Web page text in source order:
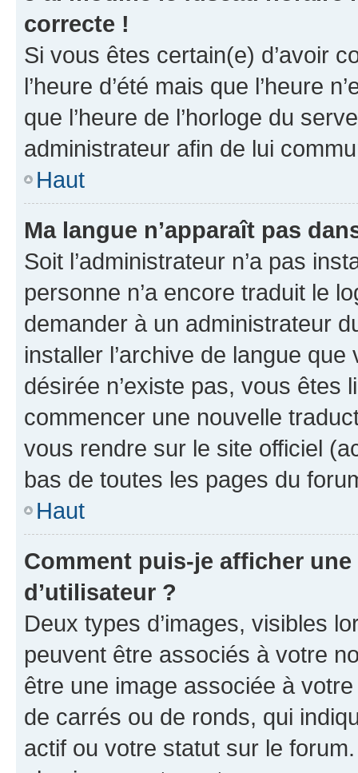
correcte !
Si vous êtes certain(e) d’avoir
l’heure d’été mais que l’heure
que l’heure de l’horloge du
administrateur afin de lui
Haut
Ma langue n’apparaît pas
Soit l’administrateur n’a pas
personne n’a encore traduit le
demander à un administrateur
installer l’archive de langue
désirée n’existe pas, vous êtes
commencer une nouvelle
vous rendre sur le site officiel
bas de toutes les pages du
Haut
Comment puis-je afficher
d’utilisateur ?
Deux types d’images, visibles
peuvent être associés à votre
être une image associée à
de carrés ou de ronds, qui
actif ou votre statut sur le